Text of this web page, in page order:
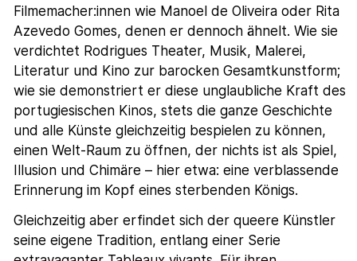
Filmemacher:innen wie Manoel de Oliveira oder Rita
Azevedo Gomes, denen er dennoch ähnelt. Wie sie
verdichtet Rodrigues Theater, Musik, Malerei,
Literatur und Kino zur barocken Gesamtkunstform;
wie sie demonstriert er diese unglaubliche Kraft des
portugiesischen Kinos, stets die ganze Geschichte
und alle Künste gleichzeitig bespielen zu können,
einen Welt-Raum zu öffnen, der nichts ist als Spiel,
Illusion und Chimäre – hier etwa: eine verblassende
Erinnerung im Kopf eines sterbenden Königs.
Gleichzeitig aber erfindet sich der queere Künstler
seine eigene Tradition, entlang einer Serie